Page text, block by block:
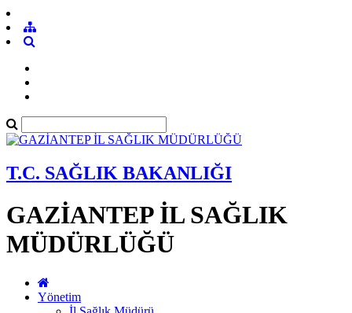
T.C. SAĞLIK BAKANLIĞI
GAZİANTEP İL SAĞLIK
MÜDÜRLÜĞÜ
Yönetim